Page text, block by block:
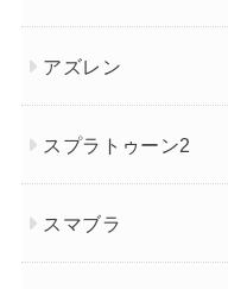
アズレン
スプラトゥーン2
スマブラ